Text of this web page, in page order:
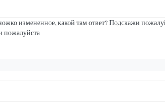
измененное, какой там ответ? Подскажи
пожалуйста